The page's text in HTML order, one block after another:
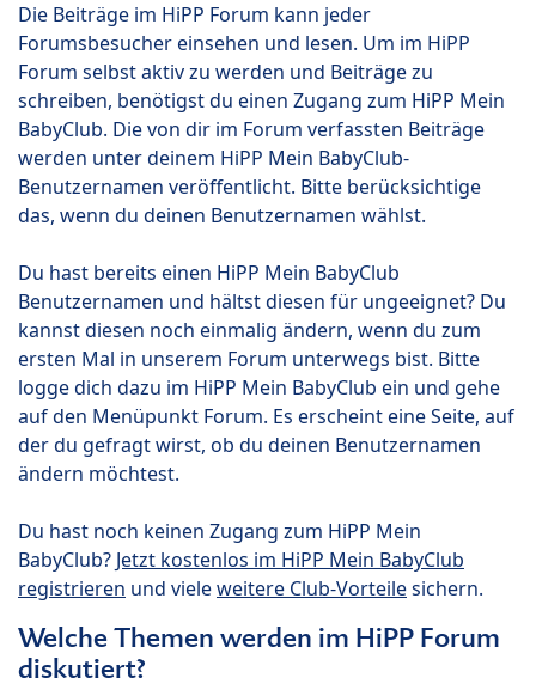
Die Beiträge im HiPP Forum kann jeder
Forumsbesucher einsehen und lesen. Um im HiPP
Forum selbst aktiv zu werden und Beiträge zu
schreiben, benötigst du einen Zugang zum HiPP Mein
BabyClub. Die von dir im Forum verfassten Beiträge
werden unter deinem HiPP Mein BabyClub-
Benutzernamen veröffentlicht. Bitte berücksichtige
das, wenn du deinen Benutzernamen wählst.
Du hast bereits einen HiPP Mein BabyClub
Benutzernamen und hältst diesen für ungeeignet? Du
kannst diesen noch einmalig ändern, wenn du zum
ersten Mal in unserem Forum unterwegs bist. Bitte
logge dich dazu im HiPP Mein BabyClub ein und gehe
auf den Menüpunkt Forum. Es erscheint eine Seite, auf
der du gefragt wirst, ob du deinen Benutzernamen
ändern möchtest.
Du hast noch keinen Zugang zum HiPP Mein
BabyClub? Jetzt kostenlos im HiPP Mein BabyClub
registrieren und vieleweitere Club-Vorteilesichern.
Welche Themen werden im HiPP Forum
diskutiert?